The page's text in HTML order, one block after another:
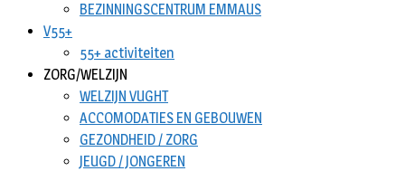
BEZINNINGSCENTRUM EMMAUS
V55+
55+ activiteiten
ZORG/WELZIJN
WELZIJN VUGHT
ACCOMODATIES EN GEBOUWEN
GEZONDHEID / ZORG
JEUGD / JONGEREN